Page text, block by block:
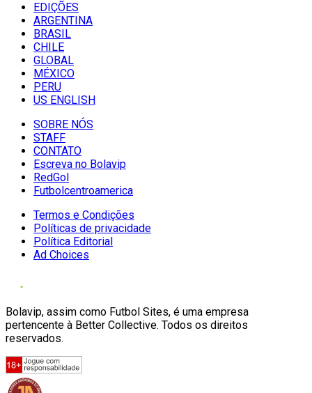
EDIÇÕES
ARGENTINA
BRASIL
CHILE
GLOBAL
MÉXICO
PERU
US ENGLISH
SOBRE NÓS
STAFF
CONTATO
Escreva no Bolavip
RedGol
Futbolcentroamerica
Termos e Condições
Políticas de privacidade
Política Editorial
Ad Choices
Bolavip, assim como Futbol Sites, é uma empresa
pertencente à Better Collective. Todos os direitos
reservados.